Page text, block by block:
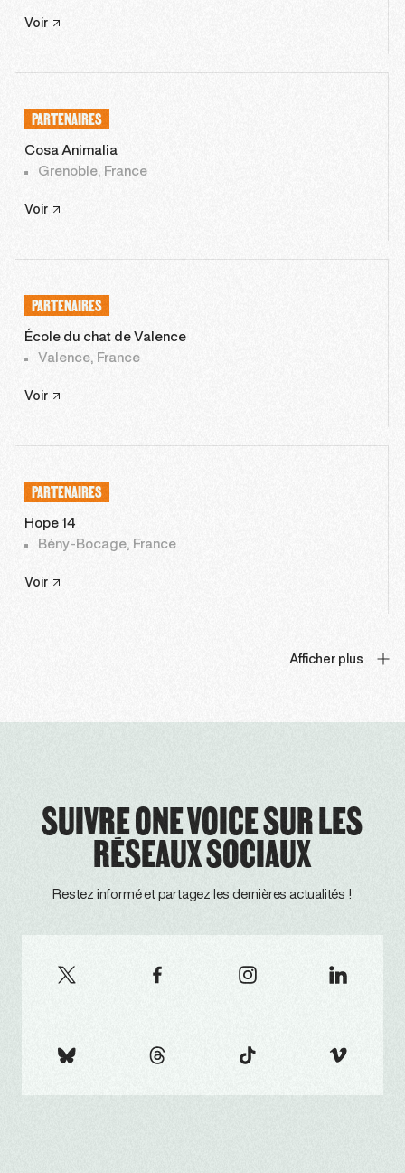
Voir
PARTENAIRES
Cosa Animalia
Grenoble, France
Voir
PARTENAIRES
École du chat de Valence
Valence, France
Voir
PARTENAIRES
Hope 14
Bény-Bocage, France
Voir
Afficher plus
SUIVRE ONE VOICE SUR LES
RÉSEAUX SOCIAUX
Restez informé et partagez les dernières actualités !